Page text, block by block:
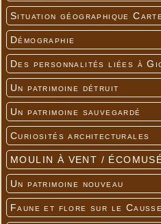
Situation géographique
Démographie
Des personnalités liées à
Un patrimoine détruit
Un patrimoine sauvegardé
Curiosités architecturales
MOULIN À VENT /
Un patrimoine nouveau
Faune et flore sur le
Photos Sylvie Cardoso qui
---